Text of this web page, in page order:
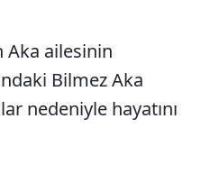
Aka ailesinin
Bilmez Aka
nedeniyle hayatını